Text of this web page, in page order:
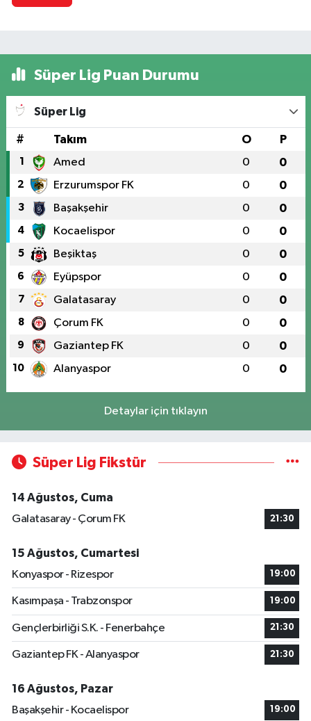
Süper Lig Puan Durumu
Süper Lig
# Takım O P
1 Amed 0 0
2 Erzurumspor FK 0 0
3 Başakşehir 0 0
4 Kocaelispor 0 0
5 Beşiktaş 0 0
6 Eyüpspor 0 0
7 Galatasaray 0 0
8 Çorum FK 0 0
9 Gaziantep FK 0 0
10 Alanyaspor 0 0
Detaylar için tıklayın
Süper Lig Fikstür
14 Ağustos, Cuma
Galatasaray - Çorum FK
21:30
15 Ağustos, Cumartesi
Konyaspor - Rizespor
19:00
Kasımpaşa - Trabzonspor 19:00
Gençlerbirliği S.K. - Fenerbahçe 21:30
Gaziantep FK - Alanyaspor 21:30
16 Ağustos, Pazar
Başakşehir - Kocaelispor
19:00